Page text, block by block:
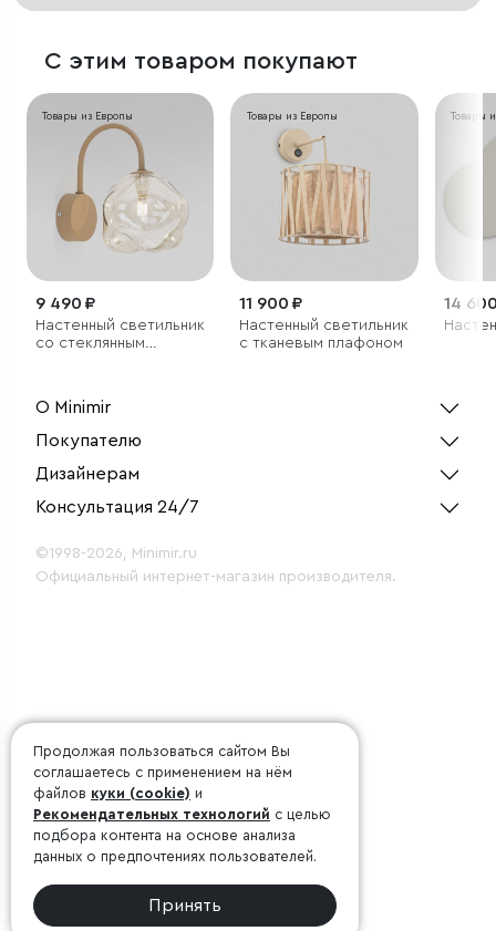
С этим товаром покупают
Товары из Европы
9 490 ₽
Настенный светильник
со стеклянным
Товары из Европы
11 900 ₽
Настенный светильник
с тканевым плафоном
Товары
14
О Minimir
Покупателю
Дизайнерам
Консультация 24/7
©1998-2026, Minimir.ru
Официальный интернет-магазин производителя.
Продолжая пользоваться сайтом Вы
соглашаетесь с применением на нём
файлов куки (cookie) и
Рекомендательных технологий с целью
подбора контента на основе анализа
данных о предпочтениях пользователей.
Принять